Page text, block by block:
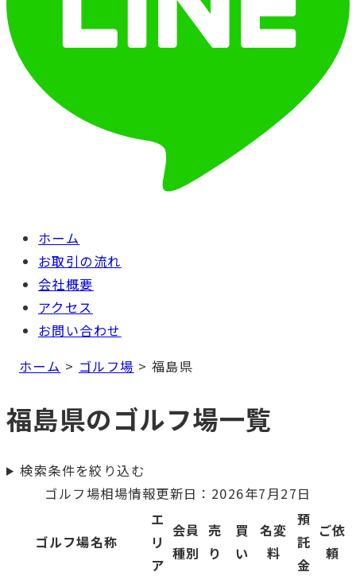
ホーム
お取引の流れ
会社概要
アクセス
お問い合わせ
ホーム > ゴルフ場 >福島県
福島県のゴルフ場一覧
検索条件を絞り込む
ゴルフ場相場情報更新日：2026年7月27日
ゴルフ場名称
エ
リ
ア
会員
種別
売
り
買
い
名変
料
預
託
金
ご依
頼